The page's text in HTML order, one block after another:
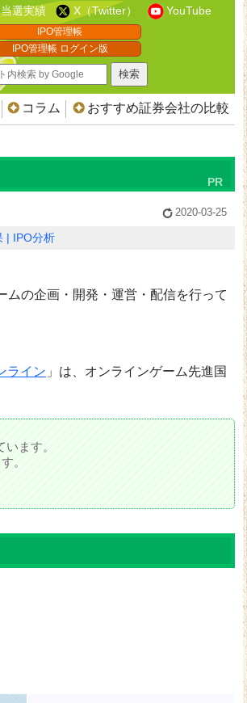
当選実績 X（Twitter） YouTube
IPO管理帳
IPO管理帳 ログイン版
コラム おすすめ証券会社の比較
2020-03-25
IPO分析
ムの企画・開発・運営・配信を行って
ライン 」は、オンラインゲーム先進国
ます。
。